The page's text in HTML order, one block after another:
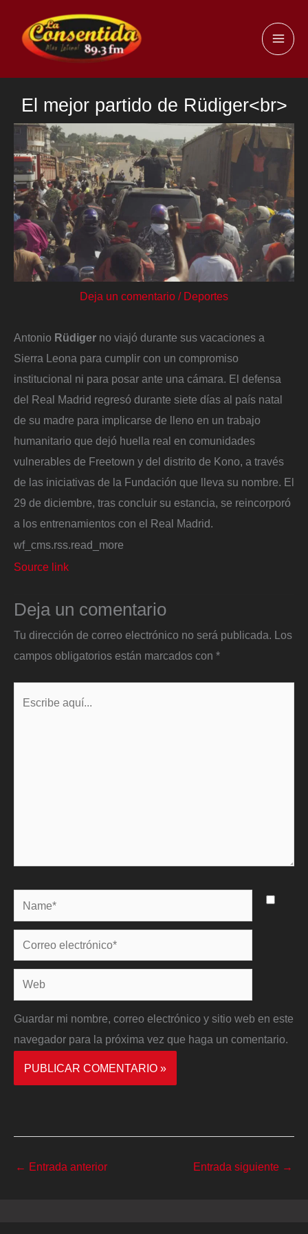
contenido
El mejor partido de Rüdiger<br>
Deja un comentario / Deportes
Antonio Rüdiger no viajó durante sus vacaciones a
Sierra Leona para cumplir con un compromiso
institucional ni para posar ante una cámara. El defensa
del Real Madrid regresó durante siete días al país natal
de su madre para implicarse de lleno en un trabajo
humanitario que dejó huella real en comunidades
vulnerables de Freetown y del distrito de Kono, a través
de las iniciativas de la Fundación que lleva su nombre. El
29 de diciembre, tras concluir su estancia, se reincorporó
a los entrenamientos con el Real Madrid.
wf_cms.rss.read_more
Source link
Deja un comentario
Tu dirección de correo electrónico no será publicada. Los
campos obligatorios están marcados con *
Name*
Correo
electrónico*
Web
Guardar mi nombre, correo electrónico y sitio web en este
navegador para la próxima vez que haga un comentario.
← Entrada anterior Entrada siguiente →